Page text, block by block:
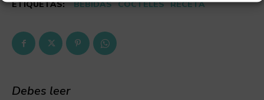
ETIQUETAS: BEBIDAS CÓCTELES RECETA
Debes leer